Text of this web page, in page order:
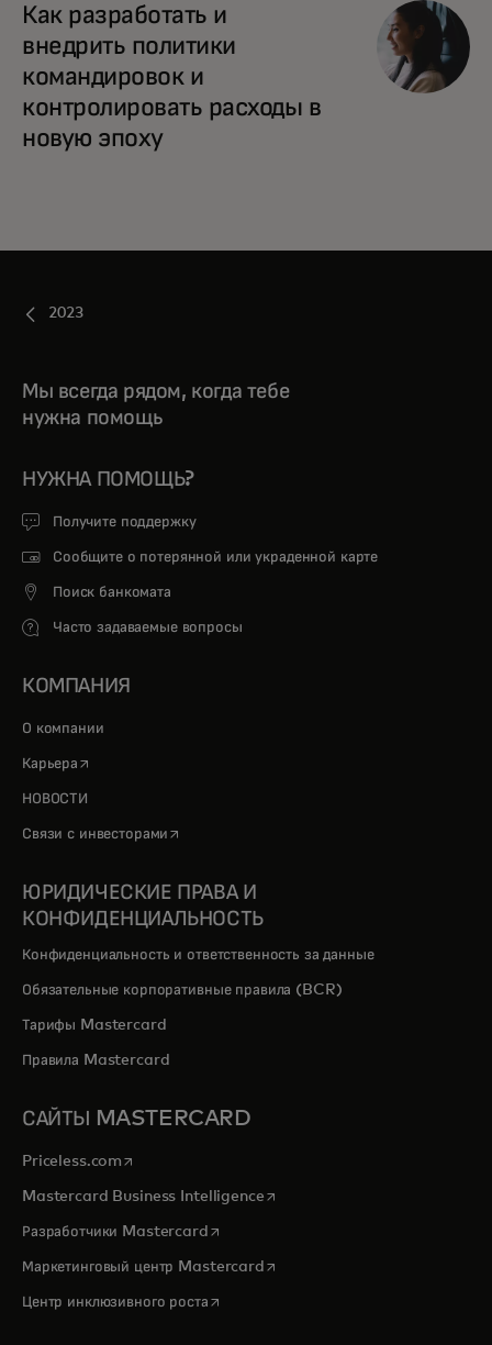
Как разработать и
внедрить политики
командировок и
контролировать расходы в
новую эпоху
2023
Мы всегда рядом, когда тебе
нужна помощь
НУЖНА ПОМОЩЬ?
Получите поддержку
Сообщите о потерянной или украденной карте
Поиск банкомата
Часто задаваемые вопросы
КОМПАНИЯ
О компании
Карьера opens in a new tab
НОВОСТИ
Связи с инвесторами opens in a new tab
ЮРИДИЧЕСКИЕ ПРАВА И
КОНФИДЕНЦИАЛЬНОСТЬ
Конфиденциальность и ответственность за данные
Обязательные корпоративные правила (BCR)
Тарифы Mastercard
Правила Mastercard
САЙТЫ MASTERCARD
Priceless.com opens in a new tab
Mastercard Business Intelligenceopens in a new tab
Разработчики Mastercardopens in a new tab
Маркетинговый центр Mastercardopens in a new tab
Центр инклюзивного ростаopens in a new tab